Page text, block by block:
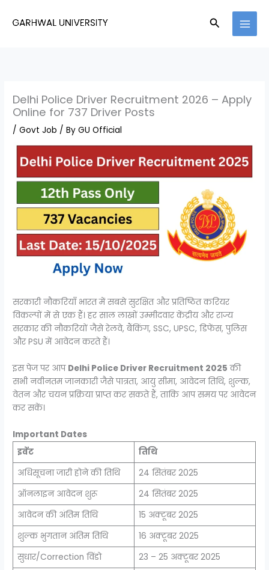
Search
Delhi Police Driver Recruitment 2026 – Apply
Online for 737 Driver Posts
/Govt Job / ByGU Official
सरकारी नौकरियाँ भारत में सबसे सुरक्षित और प्रतिष्ठित करियर
विकल्पों में से एक हैं। हर साल लाखों उम्मीदवार केंद्रीय और राज्य
सरकार की नौकरियों जैसे रेलवे, बैंकिंग, SSC, UPSC, डिफेंस, पुलिस
और PSU में आवेदन करते हैं।
इस पेज पर आप Delhi Police Driver Recruitment 2025 की
सभी नवीनतम जानकारी जैसे पात्रता, आयु सीमा, आवेदन तिथि, शुल्क,
वेतन और चयन प्रक्रिया प्राप्त कर सकते हैं, ताकि आप समय पर आवेदन
कर सकें।
Important Dates
इवेंट
तिथि
अधिसूचना जारी होने की तिथि
24 सितंबर 2025
ऑनलाइन आवेदन शुरू
24 सितंबर 2025
आवेदन की अंतिम तिथि
15 अक्टूबर 2025
शुल्क भुगतान अंतिम तिथि
16 अक्टूबर 2025
सुधार/Correction विंडो
23 – 25 अक्टूबर 2025